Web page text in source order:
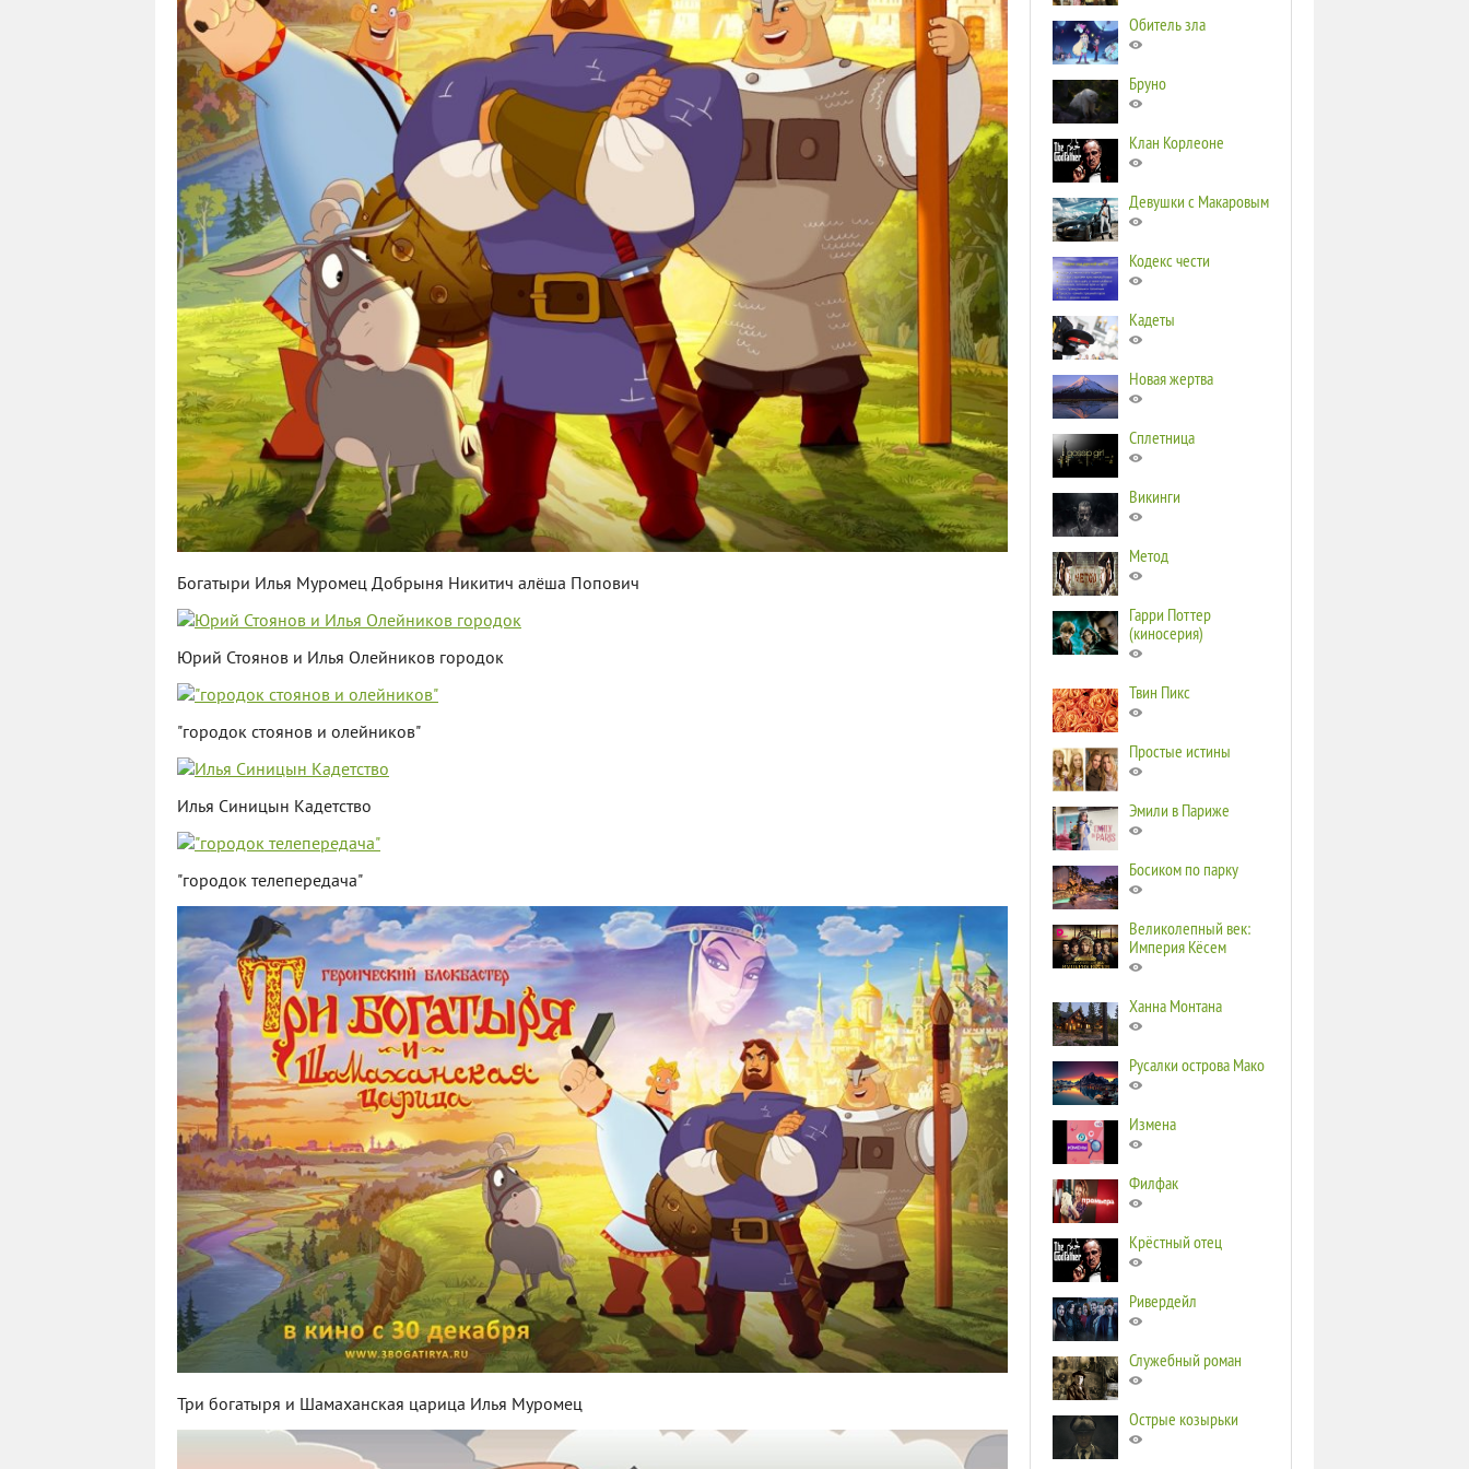
Богатыри Илья Муромец Добрыня Никитич алёша Попович
Юрий Стоянов и Илья Олейников городок
"городок стоянов и олейников"
Илья Синицын Кадетство
"городок телепередача"
Три богатыря и Шамаханская царица Илья Муромец
Обитель зла
Бруно
Клан Корлеоне
Девушки с Макаровым
Кодекс чести
Кадеты
Новая жертва
Сплетница
Викинги
Метод
Гарри Поттер
(киносерия)
Твин Пикс
Простые истины
Эмили в Париже
Босиком по парку
Великолепный век:
Империя Кёсем
Ханна Монтана
Русалки острова Мако
Измена
Филфак
Крёстный отец
Ривердейл
Служебный роман
Острые козырьки